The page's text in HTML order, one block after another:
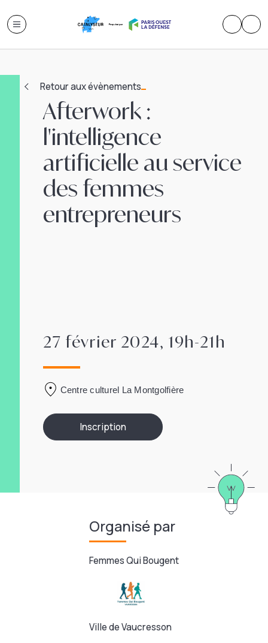
Retour aux évènements
Afterwork :
l'intelligence
artificielle au service
des femmes
entrepreneurs
27 février 2024, 19h-21h
Centre culturel La Montgolfière
Inscription
Organisé par
Femmes Qui Bougent
Ville de Vaucresson